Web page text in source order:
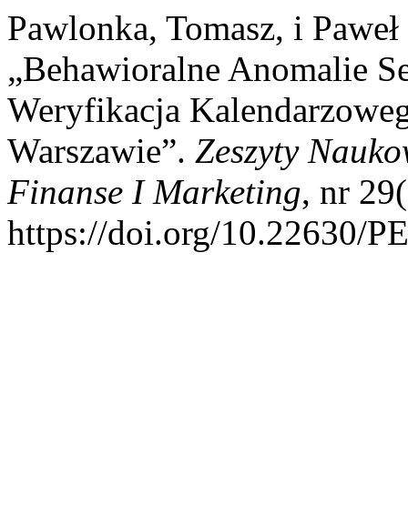
Pawlonka, Tomasz, i
„Behawioralne Anomalie
Weryfikacja
Warszawie”. Zeszyty
Finanse I Marketing, nr
https://doi.org/10.22630/